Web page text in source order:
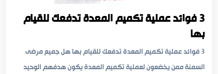
3 فوائد عملية تكميم المعدة تدفعك للقيام
بها
3 فوائد عملية تكميم المعدة تدفعك للقيام بها هل جميع مرضى
السمنة ممن يخضعون لعملية تكميم المعدة يكون هدفهم الوحيد